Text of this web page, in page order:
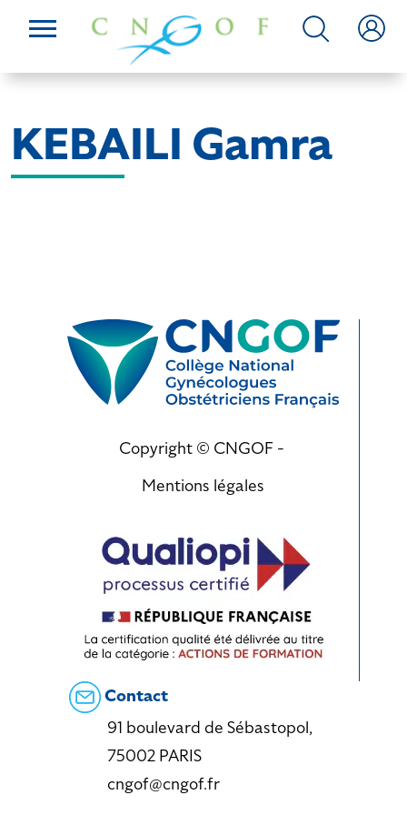
KEBAILI Gamra
Copyright © CNGOF -
Mentions légales
Contact
91 boulevard de Sébastopol,
75002 PARIS
cngof@cngof.fr